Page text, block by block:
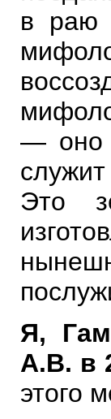
в раю
— оно
Это
Я,
А.В. в
этого